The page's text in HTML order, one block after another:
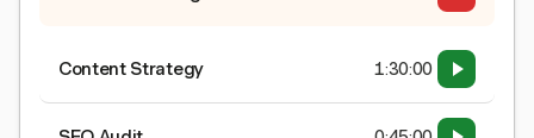
Content Strategy 1:30:00